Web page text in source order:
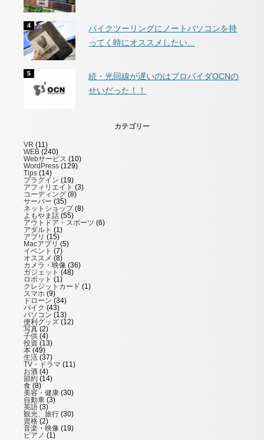
バイクツーリングにノートパソコンを持
ってく時にオススメしたい...
続・光回線が遅いのはプロバイダOCNの
せいだった！！
カテゴリー
VR (11)
WEB (240)
Webサービス (10)
WordPress (129)
Tips (14)
プラグイン (19)
アフィリエイト (3)
コーディング (8)
サーバー (35)
ネットショップ(8)
よもやま話 (55)
アウトドア・スポーツ (6)
アダルト (1)
アプリ (15)
Macアプリ (5)
イベント (7)
オススメ (8)
カメラ・映像 (36)
ガジェット (48)
ロボット (1)
クレジットカード (1)
スマホ (9)
ドローン (34)
バイク (43)
パソコン (13)
便利グッズ (12)
写真 (2)
子供 (4)
投資 (13)
本 (49)
生活 (37)
TV・ドラマ (11)
お酒 (4)
節約 (14)
食 (8)
美容・健康 (30)
自動車 (3)
英語 (3)
観光、旅行 (30)
資格 (2)
音楽・映像 (19)
ピアノ (1)